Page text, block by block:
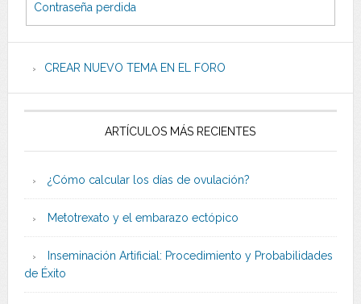
Contraseña perdida
CREAR NUEVO TEMA EN EL FORO
ARTÍCULOS MÁS RECIENTES
¿Cómo calcular los días de ovulación?
Metotrexato y el embarazo ectópico
Inseminación Artificial: Procedimiento y Probabilidades
de Éxito